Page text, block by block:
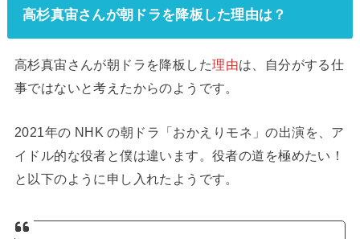
高杉真宙さんが朝ドラを降板した理由は？
高杉真宙さんが朝ドラを降板した理由は、自分がする仕
事ではないと考えたからのようです。
2021年の NHK の朝ドラ「おかえりモネ」の出演を、ア
イドル的な役者と僕は違います。役者の道を極めたい！
と以下のように申し入れたようです。